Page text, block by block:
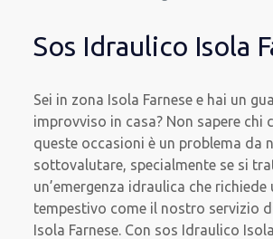
Sos Idraulico Isola
Sei in zona Isola Farnese e hai un
improvviso in casa? Non sapere chi
queste occasioni è un problema da
sottovalutare, specialmente se si
un’emergenza idraulica che
tempestivo come il nostro servizio
Isola Farnese. Con sos Idraulico